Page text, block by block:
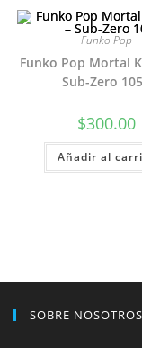
Funko Pop
Funko Pop Mortal
Sub-Zero
$300.00
Añadir al
SOBRE NOSOTROS